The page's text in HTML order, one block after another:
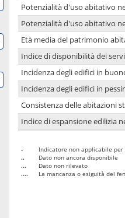
Potenzialità d'uso abitativo
Potenzialità d'uso abitativo
Età media del patrimonio
Indice di disponibilità dei
Incidenza degli edifici in
Incidenza degli edifici in
Consistenza delle abitazioni
Indice di espansione edilizia
-
Indicatore non applicabile
..
Dato non ancora disponibile
...
Dato non rilevato
....
La mancanza o esiguità del